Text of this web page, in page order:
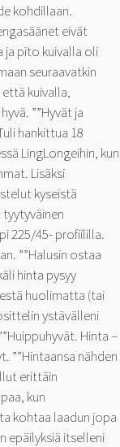
kohdillaan.
eivät
ja pito kuivalla oli
seuraavatkin
että kuivalla,
””Hyvät ja
hankittua 18
LingLongeihin, kun
Lisäksi
kyseistä
225/45- profiililla.
””Halusin ostaa
hinta pysyy
huolimatta (tai
ystävälleni
Hinta –
””Hintaansa nähden
erittäin
kun
kohtaa laadun jopa
epäilyksiä itselleni